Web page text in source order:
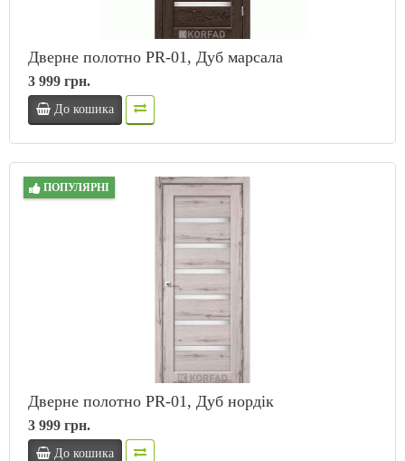
Дверне полотно PR-01, Дуб марсала
3 999 грн.
До кошика
ПОПУЛЯРНІ
Дверне полотно PR-01, Дуб нордік
3 999 грн.
До кошика